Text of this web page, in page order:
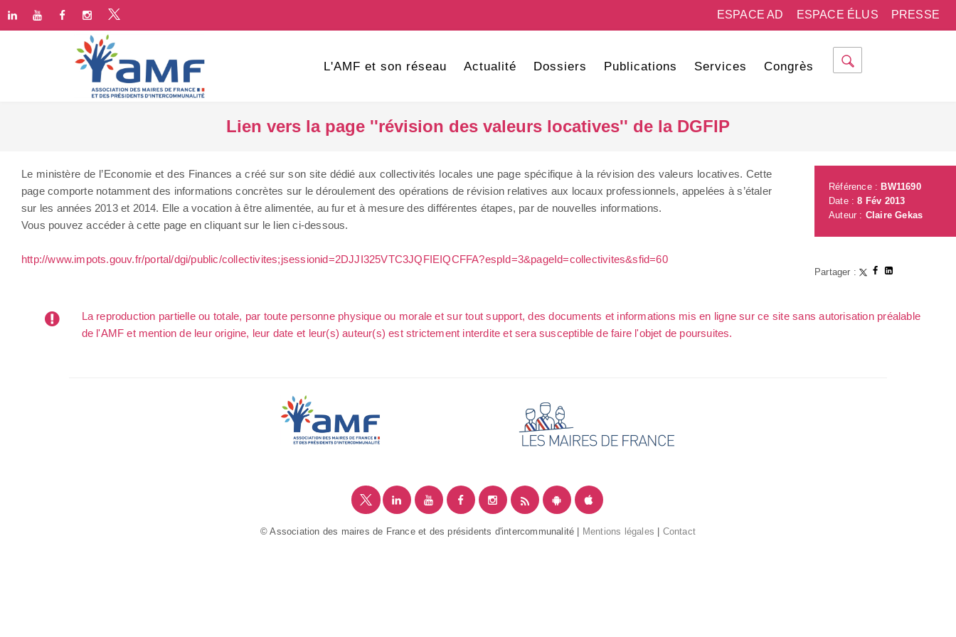
PRESSE
ESPACE ÉLUS
ESPACE AD
L'AMF et son réseau Actualité Dossiers Publications Services Congrès
Lien vers la page ''révision des valeurs locatives'' de la DGFIP
Le ministère de l’Economie et des Finances a créé sur son site dédié aux collectivités locales une page spécifique à la révision des valeurs locatives. Cette
page comporte notamment des informations concrètes sur le déroulement des opérations de révision relatives aux locaux professionnels, appelées à s’étaler
sur les années 2013 et 2014. Elle a vocation à être alimentée, au fur et à mesure des différentes étapes, par de nouvelles informations.
Vous pouvez accéder à cette page en cliquant sur le lien ci-dessous.
http://www.impots.gouv.fr/portal/dgi/public/collectivites;jsessionid=2DJJI325VTC3JQFIEIQCFFA?espId=3&pageId=collectivites&sfid=60
Référence : BW11690
Date :8 Fév 2013
Auteur : Claire Gekas
Partager :
La reproduction partielle ou totale, par toute personne physique ou morale et sur tout support, des documents et informations mis en ligne sur ce site sans autorisation préalable
de l'AMF et mention de leur origine, leur date et leur(s) auteur(s) est strictement interdite et sera susceptible de faire l'objet de poursuites.
© Association des maires de France et des présidents d'intercommunalité | Mentions légales | Contact